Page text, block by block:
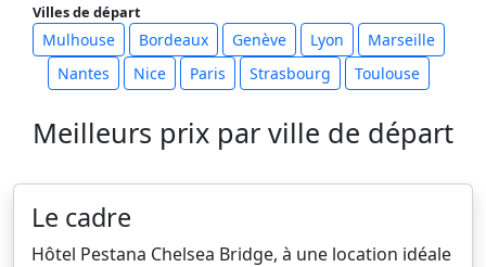
Villes de départ
Mulhouse Bordeaux Genève Lyon
Marseille
Nantes
Nice Paris Strasbourg Toulouse
Meilleurs prix par ville de départ
Le cadre
Hôtel Pestana Chelsea Bridge, à une location idéale